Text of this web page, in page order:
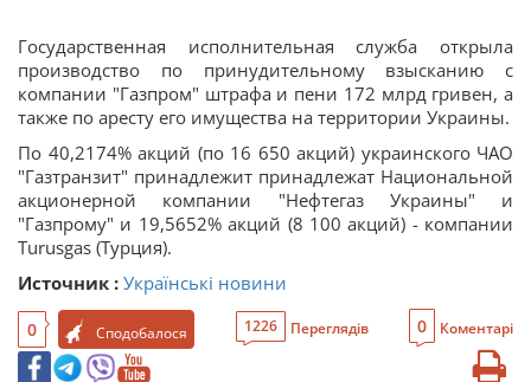
Государственная исполнительная служба открыла
производство по принудительному взысканию с
компании "Газпром" штрафа и пени 172 млрд гривен, а
также по аресту его имущества на территории Украины.
По 40,2174% акций (по 16 650 акций) украинского ЧАО
"Газтранзит" принадлежит принадлежат Национальной
акционерной компании "Нефтегаз Украины" и
"Газпрому" и 19,5652% акций (8 100 акций) - компании
Turusgas (Турция).
Источник : Українські новини
0 Сподобалося 1226 Переглядів 0 Коментарі